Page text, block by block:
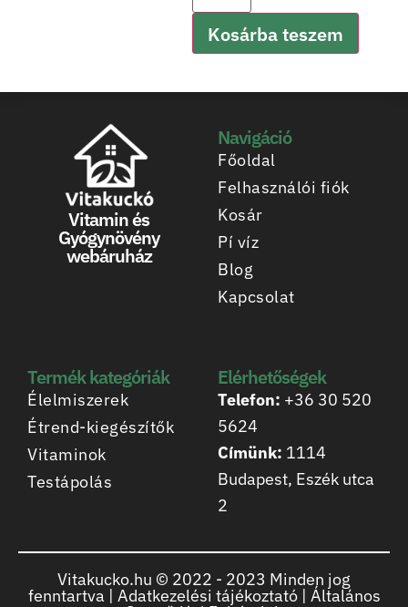
Kosárba teszem
Vitamin és
Gyógynövény
webáruház
Navigáció
Főoldal
Felhasználói fiók
Kosár
Pí víz
Blog
Kapcsolat
Termék kategóriák
Élelmiszerek
Étrend-kiegészítők
Vitaminok
Testápolás
Elérhetőségek
Telefon: +36 30 520
5624
Címünk: 1114
Budapest, Eszék utca
2
Vitakucko.hu © 2022 - 2023 Minden jog
fenntartva | Adatkezelési tájékoztató| Általános